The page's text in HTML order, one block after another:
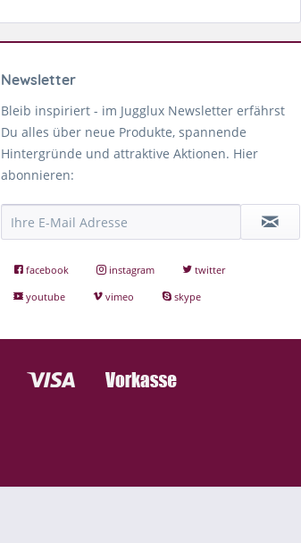
Newsletter
Bleib inspiriert - im Jugglux Newsletter erfährst
Du alles über neue Produkte, spannende
Hintergründe und attraktive Aktionen. Hier
abonnieren:
facebook instagram
twitter
youtube
vimeo skype